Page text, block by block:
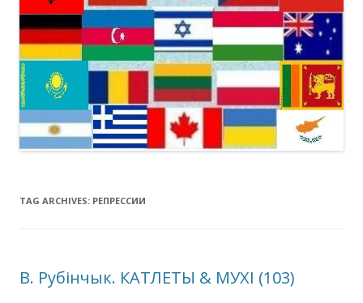
TAG ARCHIVES: РЕПРЕССИИ
В. Рубінчык. КАТЛЕТЫ & МУХІ (103)